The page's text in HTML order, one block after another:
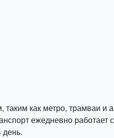
как метро, трамваи и
ежедневно работает
день.